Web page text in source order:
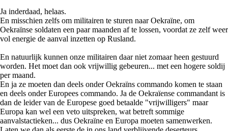
Ja inderdaad, helaas.
En misschien zelfs om militairen te sturen naar Oekraïne, om
Oekraïnse soldaten een paar maanden af te lossen, voordat ze zelf weer
vol energie de aanval inzetten op Rusland.
En natuurlijk kunnen onze militairen daar niet zomaar heen gestuurd
worden. Het moet dan ook vrijwillig gebeuren... met een hogere soldij
per maand.
En ja ze moeten dan deels onder Oekraïns commando komen te staan
en deels onder Europees commando. Ja de Oekraïense commandant is
dan de leider van de Europese goed betaalde "vrijwilligers" maar
Europa kan wel een veto uitspreken, wat betreft sommige
aanvalstactieken... dus Oekraïne en Europa moeten samenwerken.